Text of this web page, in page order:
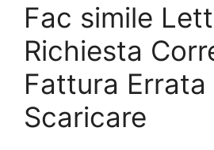
Fac simile
Richiesta
Fattura Errata
Scaricare